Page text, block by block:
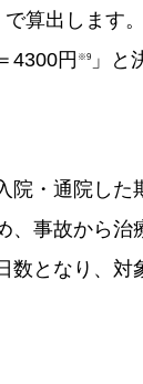
で算出します
4300円 ※9
」と
院・通院した
、事故から治
数となり、対